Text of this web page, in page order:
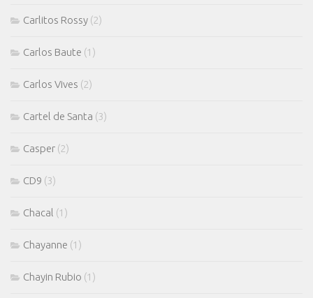
Carlitos Rossy (2)
Carlos Baute (1)
Carlos Vives (2)
Cartel de Santa (3)
Casper (2)
CD9 (3)
Chacal (1)
Chayanne (1)
Chayin Rubio (1)